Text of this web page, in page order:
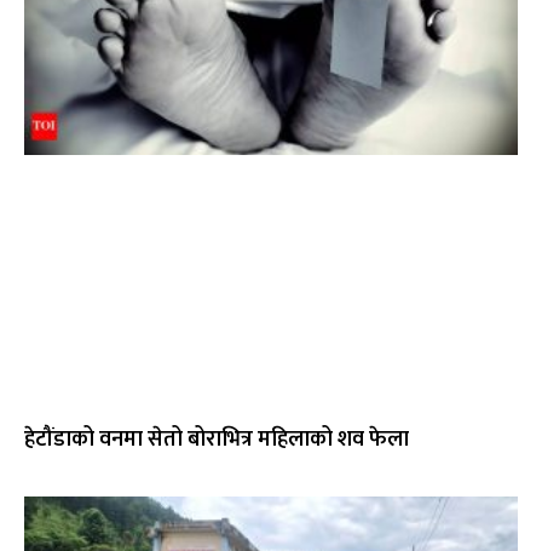
हेटौंडाको वनमा सेतो बोराभित्र महिलाको शव फेला